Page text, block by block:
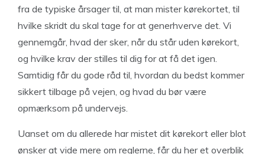
fra de typiske årsager til, at man mister kørekortet, til
hvilke skridt du skal tage for at generhverve det. Vi
gennemgår, hvad der sker, når du står uden kørekort,
og hvilke krav der stilles til dig for at få det igen.
Samtidig får du gode råd til, hvordan du bedst kommer
sikkert tilbage på vejen, og hvad du bør være
opmærksom på undervejs.
Uanset om du allerede har mistet dit kørekort eller blot
ønsker at vide mere om reglerne, får du her et overblik